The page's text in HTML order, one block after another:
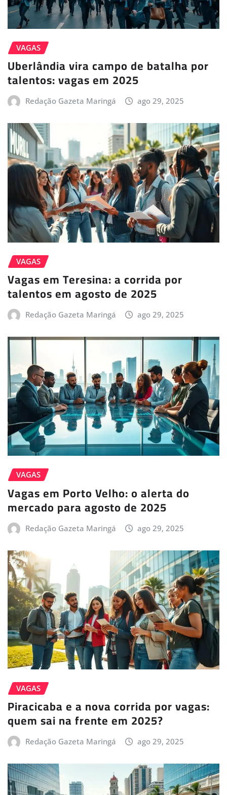
VAGAS
Uberlândia vira campo de batalha por
talentos: vagas em 2025
Redação Gazeta Maringá ago 29, 2025
VAGAS
Vagas em Teresina: a corrida por
talentos em agosto de 2025
Redação Gazeta Maringá ago 29, 2025
VAGAS
Vagas em Porto Velho: o alerta do
mercado para agosto de 2025
Redação Gazeta Maringá ago 29, 2025
VAGAS
Piracicaba e a nova corrida por vagas:
quem sai na frente em 2025?
Redação Gazeta Maringá ago 29, 2025